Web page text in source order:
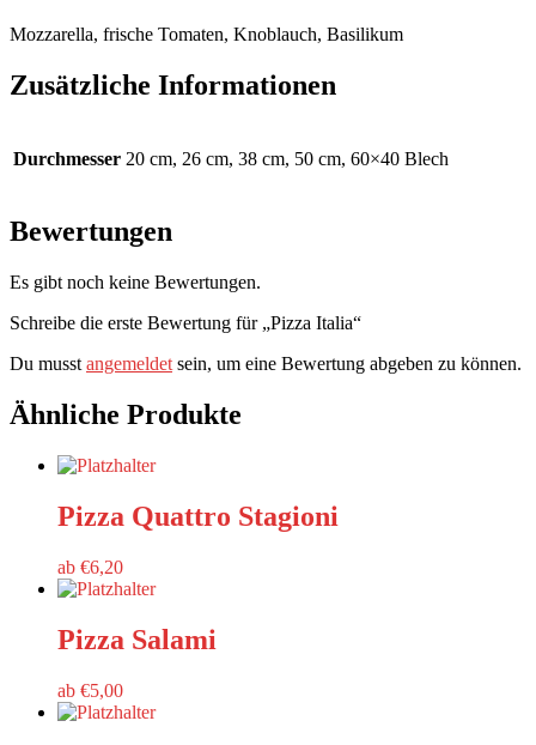
Mozzarella, frische Tomaten, Knoblauch, Basilikum
Zusätzliche Informationen
Durchmesser 20 cm, 26 cm, 38 cm, 50 cm, 60×40 Blech
Bewertungen
Es gibt noch keine Bewertungen.
Schreibe die erste Bewertung für „Pizza Italia“
Du musst angemeldet sein, um eine Bewertung abgeben zu können.
Ähnliche Produkte
Pizza Quattro Stagioni
ab €6,20
Pizza Salami
ab €5,00